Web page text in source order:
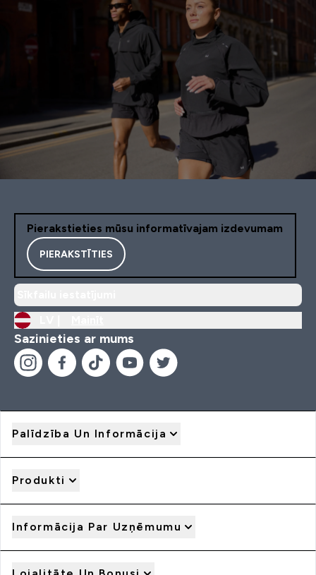
Pierakstieties mūsu informatīvajam izdevumam
PIERAKSTĪTIES
Sazinieties ar mums
Palīdzība Un Informācija
Produkti
Informācija Par Uzņēmumu